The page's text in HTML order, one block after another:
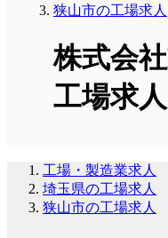
狭山市の工場求人
株式会
工場求
工場・製造業求人
埼玉県の工場求人
狭山市の工場求人